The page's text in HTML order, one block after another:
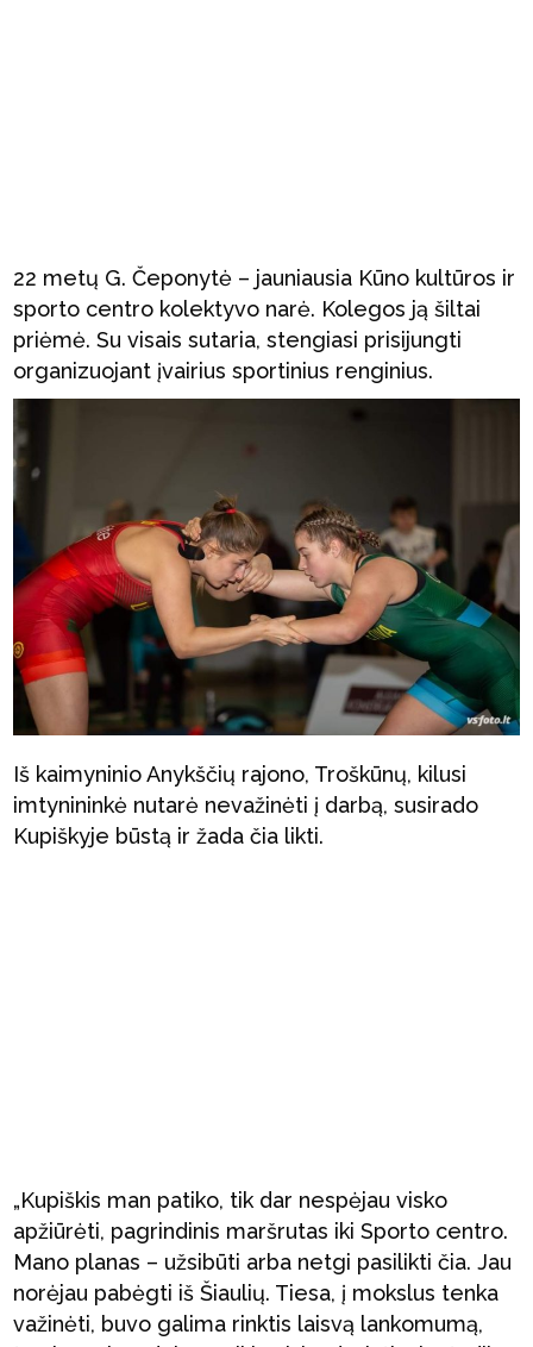
22 metų G. Čeponytė – jauniausia Kūno kultūros ir
sporto centro kolektyvo narė. Kolegos ją šiltai
priėmė. Su visais sutaria, stengiasi prisijungti
organizuojant įvairius sportinius renginius.
Iš kaimyninio Anykščių rajono, Troškūnų, kilusi
imtynininkė nutarė nevažinėti į darbą, susirado
Kupiškyje būstą ir žada čia likti.
„Kupiškis man patiko, tik dar nespėjau visko
apžiūrėti, pagrindinis maršrutas iki Sporto centro.
Mano planas – užsibūti arba netgi pasilikti čia. Jau
norėjau pabėgti iš Šiaulių. Tiesa, į mokslus tenka
važinėti, buvo galima rinktis laisvą lankomumą,